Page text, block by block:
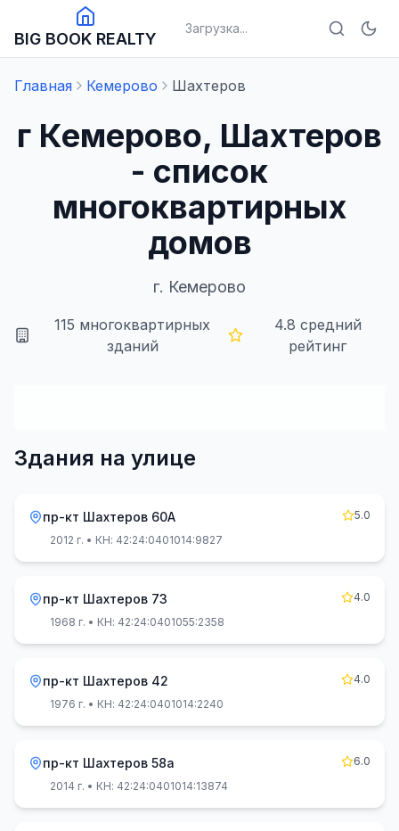
BIG BOOK REALTY
Загрузка...
Главная Кемерово Шахтеров
г Кемерово, Шахтеров
- список
многоквартирных
домов
г. Кемерово
115 многоквартирных
зданий
4.8 средний
рейтинг
Здания на улице
пр-кт Шахтеров 60А
5.0
2012 г. • КН: 42:24:0401014:9827
пр-кт Шахтеров 73
4.0
1968 г. • КН: 42:24:0401055:2358
пр-кт Шахтеров 42
4.0
1976 г. • КН: 42:24:0401014:2240
пр-кт Шахтеров 58а
6.0
2014 г. • КН: 42:24:0401014:13874